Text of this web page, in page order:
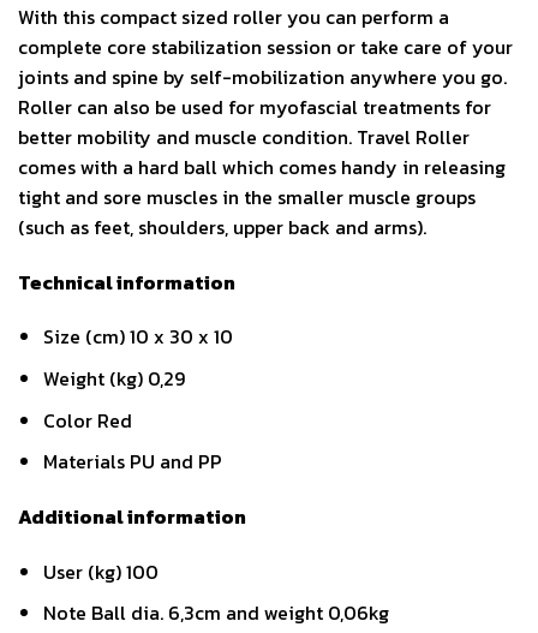
With this compact sized roller you can perform a
complete core stabilization session or take care of your
joints and spine by self-mobilization anywhere you go.
Roller can also be used for myofascial treatments for
better mobility and muscle condition. Travel Roller
comes with a hard ball which comes handy in releasing
tight and sore muscles in the smaller muscle groups
(such as feet, shoulders, upper back and arms).
Technical information
Size (cm) 10 x 30 x 10
Weight (kg) 0,29
Color Red
Materials PU and PP
Additional information
User (kg) 100
Note Ball dia. 6,3cm and weight 0,06kg